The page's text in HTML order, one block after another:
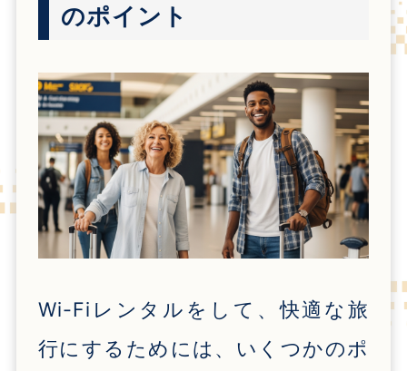
のポイント
Wi-Fiレンタルをして、快適な旅
行にするためには、いくつかのポ